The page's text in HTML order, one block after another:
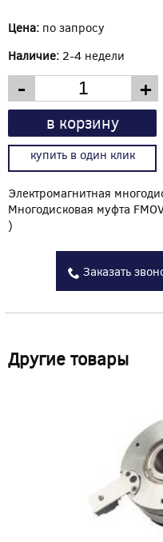
Цена: по запросу
Наличие: 2-4 недели
- +
в корзину
купить в один клик
Электромагнитная
Многодисковая муфта
)
Заказать
Другие товары